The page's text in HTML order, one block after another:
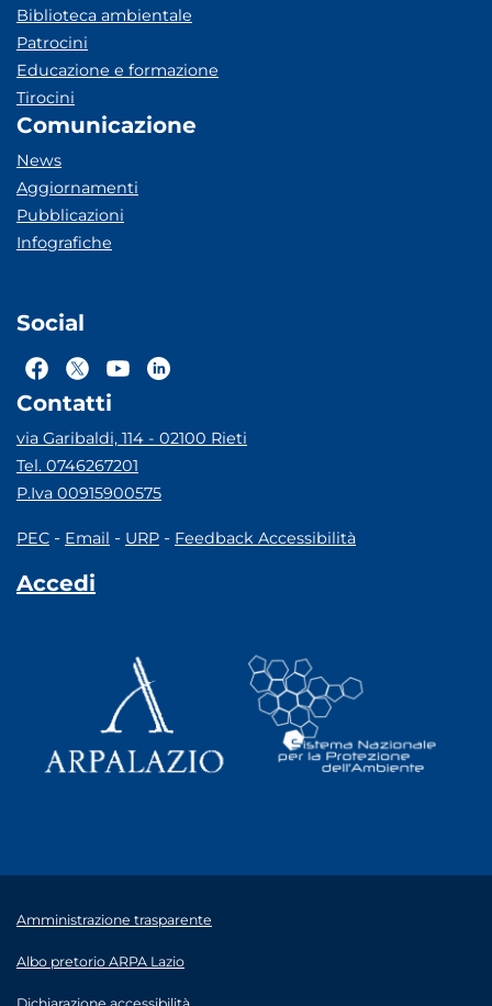
Biblioteca ambientale
Patrocini
Educazione e formazione
Tirocini
Comunicazione
News
Aggiornamenti
Pubblicazioni
Infografiche
Social
Contatti
via Garibaldi, 114 - 02100 Rieti
Tel. 0746267201
P.Iva 00915900575
PEC - Email - URP - Feedback Accessibilità
Accedi
Amministrazione trasparente
Albo pretorio ARPA Lazio